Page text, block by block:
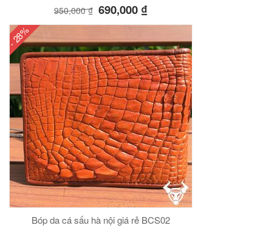
950,000₫ 690,000 ₫
- 28%
Bóp da cá sấu hà nội giá rẻ BCS02